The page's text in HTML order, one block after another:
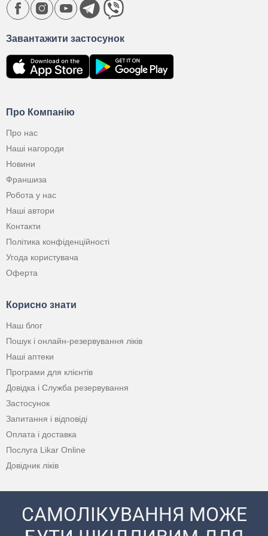
Про Компанію
Про нас
Наші нагороди
Новини
Франшиза
Робота у нас
Наші автори
Контакти
Політика конфіденційності
Угода користувача
Оферта
Корисно знати
Наш блог
Пошук і онлайн-резервування ліків
Наші аптеки
Програми для клієнтів
Довідка і Служба резервування
Застосунок
Запитання і відповіді
Оплата і доставка
Послуга Likar Online
Довідник ліків
Завантажити застосунок
САМОЛІКУВАННЯ МОЖЕ